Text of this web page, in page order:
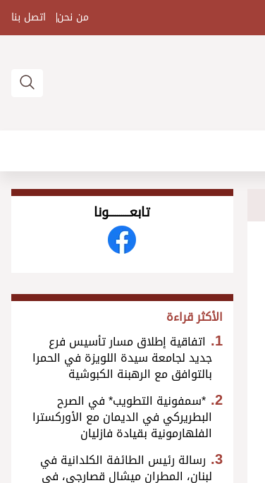
من نحن اتصل بنا
تابعــــــــــونا
الأكثر قراءة
اتفاقية إطلاق مسار تأسيس فرع
جديد لجامعة سيدة اللويزة في الحمرا
بالتوافق مع الرهبنة الكبوشية
*سمفونية التطويب* في الصرح
البطريركي في الديمان مع الأوركسترا
الفلهارمونية بقيادة فازليان
رسالة رئيس الطائفة الكلدانية في
لبنان، المطران ميشال قصارجي، في